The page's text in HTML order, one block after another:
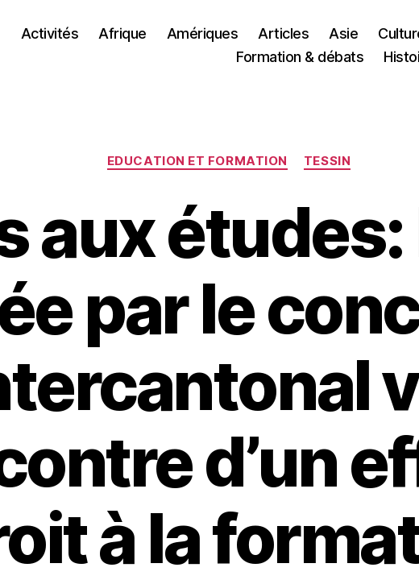
Activités Afrique Amériques Articles Asie
Formation & débats
Catégories
EDUCATION ET FORMATION TESSIN
aux études:
par le
d’un
à la